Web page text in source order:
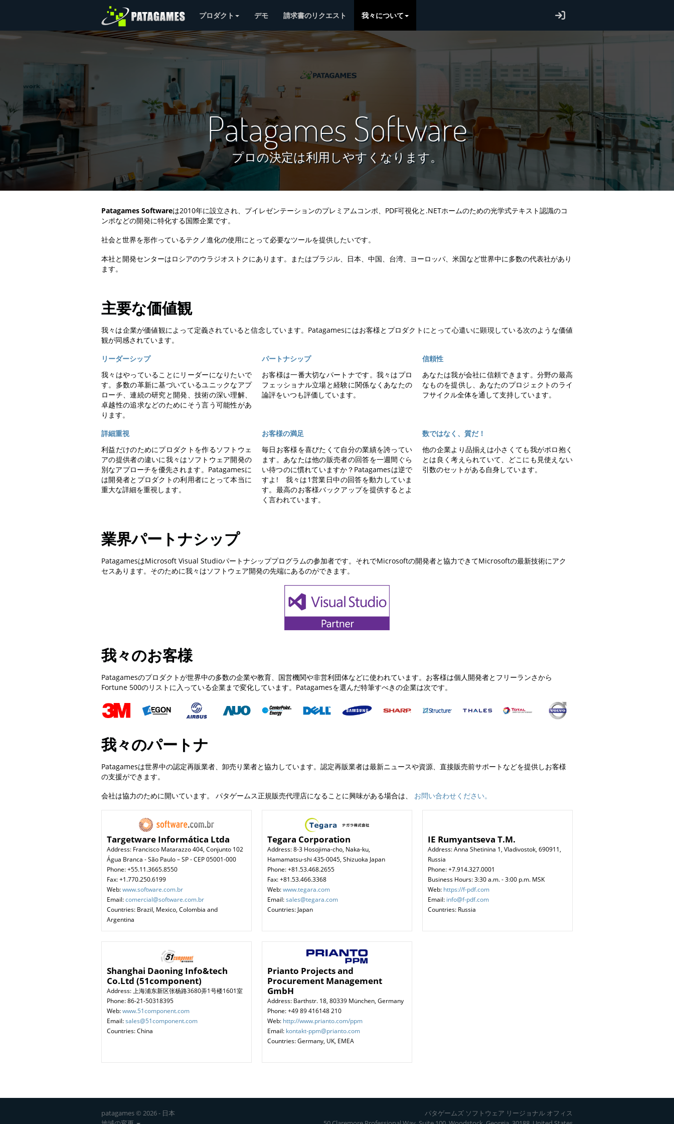
プロダクト デモ 請求書のリクエスト 我々について
Patagames Software
プロの決定は利用しやすくなります。
Patagames Softwareは2010年に設立され、プイレゼンテーションのプレミアムコンポ、PDF可視化と.NETホームのための光学式テキスト認識のコ
ンポなどの開発に特化する国際企業です。
社会と世界を形作っているテクノ進化の使用にとって必要なツールを提供したいです。
本社と開発センターはロシアのウラジオストクにあります。またはブラジル、日本、中国、台湾、ヨーロッパ、米国など世界中に多数の代表社があり
ます。
主要な価値観
我々は企業が価値観によって定義されていると信念しています。Patagamesにはお客様とプロダクトにとって心遣いに顕現している次のような価値
観が同感されています。
リーダーシップ
我々はやっていることにリーダーになりたいで
す。多数の革新に基づいているユニックなアプ
ローチ、連続の研究と開発、技術の深い理解、
卓越性の追求などのためにそう言う可能性があ
ります。
パートナシップ
お客様は一番大切なパートナです。我々はプロ
フェッショナル立場と経験に関係なくあなたの
論評をいつも評価しています。
信頼性
あなたは我が会社に信頼できます。分野の最高
なものを提供し、あなたのプロジェクトのライ
フサイクル全体を通して支持しています。
詳細重視
利益だけのためにプロダクトを作るソフトウェ
アの提供者の違いに我々はソフトウェア開発の
別なアプローチを優先されます。Patagamesに
は開発者とプロダクトの利用者にとって本当に
重大な詳細を重視します。
お客様の満足
毎日お客様を喜びたくて自分の業績を誇ってい
ます。あなたは他の販売者の回答を一週間ぐら
い待つのに慣れていますか？Patagamesは逆で
すよ! 我々は1営業日中の回答を動力していま
す。最高のお客様バックアップを提供するとよ
く言われています。
数ではなく、質だ！
他の企業より品揃えは小さくても我がポロ抱く
とは良く考えられていて、どこにも見使えない
引数のセットがある自身しています。
業界パートナシップ
PatagamesはMicrosoft Visual Studioパートナシッププログラムの参加者です。それでMicrosoftの開発者と協力できてMicrosoftの最新技術にアク
セスあります。そのために我々はソフトウェア開発の先端にあるのができます。
我々のお客様
Patagamesのプロダクトが世界中の多数の企業や教育、国営機関や非営利団体などに使われています。お客様は個人開発者とフリーランさから
Fortune 500のリストに入っている企業まで変化しています。Patagamesを選んだ特筆すべきの企業は次です。
我々のパートナ
Patagamesは世界中の認定再販業者、卸売り業者と協力しています。認定再販業者は最新ニュースや資源、直接販売前サポートなどを提供しお客様
の支援ができます。
会社は協力のために開いています。 パタゲームス正規販売代理店になることに興味がある場合は、 お問い合わせください。
Targetware Informática Ltda
Address: Francisco Matarazzo 404, Conjunto 102
Água Branca - São Paulo – SP - CEP 05001-000
Phone: +55.11.3665.8550
Fax: +1.770.250.6199
Web:www.software.com.br
Email:comercial@software.com.br
Countries: Brazil, Mexico, Colombia and
Argentina
Tegara Corporation
Address: 8-3 Hosojima-cho, Naka-ku,
Hamamatsu-shi 435-0045, Shizuoka Japan
Phone: +81.53.468.2655
Fax: +81.53.466.3368
Web:www.tegara.com
Email:sales@tegara.com
Countries: Japan
IE Rumyantseva T.M.
Address: Anna Shetinina 1, Vladivostok, 690911,
Russia
Phone: +7.914.327.0001
Business Hours: 3:30 a.m. - 3:00 p.m. MSK
Web: https://f-pdf.com
Email: info@f-pdf.com
Countries: Russia
Shanghai Daoning Info&tech
Co.Ltd (51component)
Address: 上海浦东新区张杨路3680弄1号楼1601室
Phone: 86-21-50318395
Web:www.51component.com
Email:sales@51component.com
Countries: China
Prianto Projects and
Procurement Management
GmbH
Address: Barthstr. 18, 80339 München, Germany
Phone: +49 89 416148 210
Web: http://www.prianto.com/ppm
Email: kontakt-ppm@prianto.com
Countries: Germany, UK, EMEA
patagames © 2026 - 日本
パタゲームズ ソフトウェア リージョナル オフィス